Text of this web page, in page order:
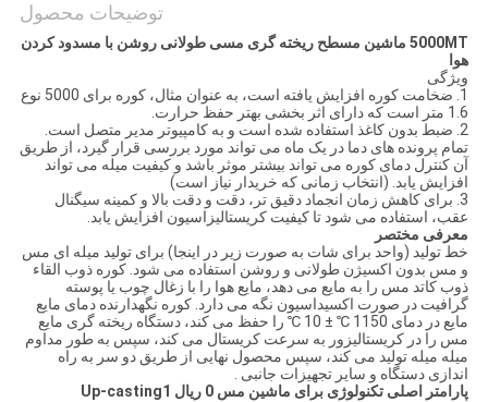
توضیحات محصول
5000MT ماشین مسطح ریخته گری مسی طولانی روشن با مسدود کردن
هوا
ویژگی
1. ضخامت کوره افزایش یافته است، به عنوان مثال، کوره برای 5000 نوع
1.6 متر است که دارای اثر بخشی بهتر حفظ حرارت.
2. ضبط بدون کاغذ استفاده شده است و به کامپیوتر مدیر متصل است.
تمام پرونده های دما در یک ماه می تواند مورد بررسی قرار گیرد، از طریق
آن کنترل دمای کوره می تواند بیشتر موثر باشد و کیفیت میله می تواند
افزایش یابد. (انتخاب زمانی که خریدار نیاز است)
3. برای کاهش زمان انجماد دقیق تر، دقت و دقت بالا و کمینه سیگنال
عقب، استفاده می شود تا کیفیت کریستالیزاسیون افزایش یابد.
معرفی مختصر
خط تولید (واحد برای شات به صورت زیر در اینجا) برای تولید میله ای مس
و مس بدون اکسیژن طولانی و روشن استفاده می شود. کوره ذوب القاء
ذوب کاتد مس را به مایع می دهد، مایع هوا را با زغال چوب یا پوسته
گرافیت در صورت اکسیداسیون نگه می دارد. کوره نگهدارنده دمای مایع
مایع در دمای 1150 ℃ ± 10 ℃ را حفظ می کند، دستگاه ریخته گری مایع
مس را در کریستالیزور به سرعت کریستال می کند، سپس به طور مداوم
میله میله تولید می کند، سپس محصول نهایی از طریق دو سر به راه
اندازی دستگاه و سایر تجهیزات جانبی .
پارامتر اصلی تکنولوژی برای ماشین مس 0 ریال Up-casting1